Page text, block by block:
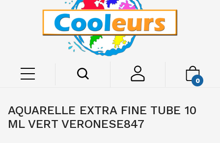
0
AQUARELLE EXTRA FINE TUBE 10
ML VERT VERONESE847